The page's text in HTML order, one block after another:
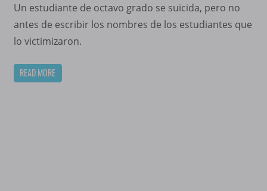
Un estudiante de octavo grado se suicida, pero no
antes de escribir los nombres de los estudiantes que
lo victimizaron.
READ MORE